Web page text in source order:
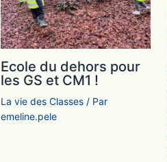
Ecole du dehors pour
les GS et CM1 !
La vie des Classes/ Par
emeline.pele